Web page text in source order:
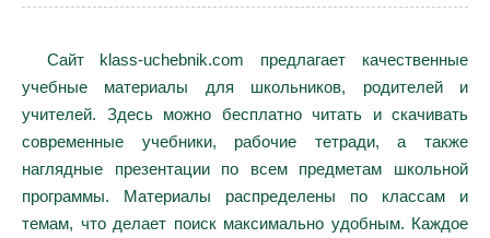
Сайт klass-uchebnik.com предлагает качественные
учебные материалы для школьников, родителей и
учителей. Здесь можно бесплатно читать и скачивать
современные учебники, рабочие тетради, а также
наглядные презентации по всем предметам школьной
программы. Материалы распределены по классам и
темам, что делает поиск максимально удобным. Каждое